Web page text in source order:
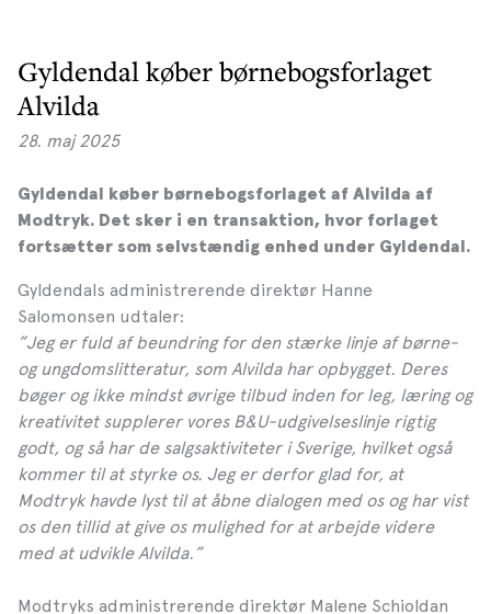
Gyldendal køber børnebogsforlaget
Alvilda
28. maj 2025
Gyldendal køber børnebogsforlaget af Alvilda af
Modtryk. Det sker i en transaktion, hvor forlaget
fortsætter som selvstændig enhed under Gyldendal.
Gyldendals administrerende direktør Hanne
Salomonsen udtaler:
”Jeg er fuld af beundring for den stærke linje af børne-
og ungdomslitteratur, som Alvilda har opbygget. Deres
bøger og ikke mindst øvrige tilbud inden for leg, læring og
kreativitet supplerer vores B&U-udgivelseslinje rigtig
godt, og så har de salgsaktiviteter i Sverige, hvilket også
kommer til at styrke os. Jeg er derfor glad for, at
Modtryk havde lyst til at åbne dialogen med os og har vist
os den tillid at give os mulighed for at arbejde videre
med at udvikle Alvilda.”
Modtryks administrerende direktør Malene Schioldan